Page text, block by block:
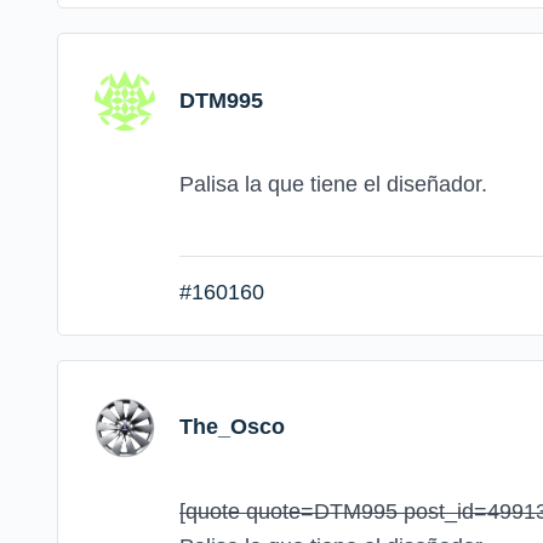
DTM995
Palisa la que tiene el diseñador.
#160160
The_Osco
[quote quote=DTM995